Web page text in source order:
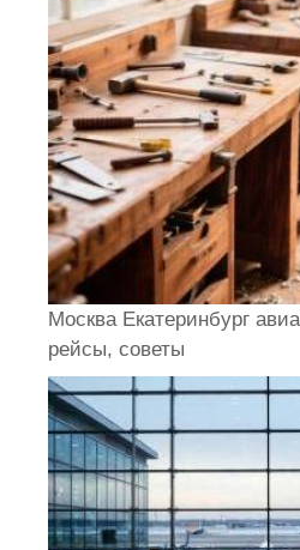
Москва Екатеринбург
рейсы, советы